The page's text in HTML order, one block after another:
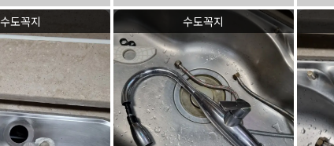
수도꼭지 수도꼭지